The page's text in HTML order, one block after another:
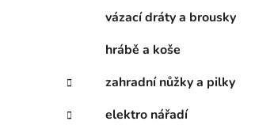
vázací dráty a brousky
hrábě a koše
zahradní nůžky a pilky
elektro nářadí